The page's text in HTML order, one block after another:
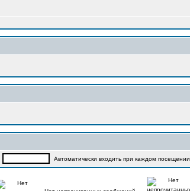
Автоматически входить при каждом посещении